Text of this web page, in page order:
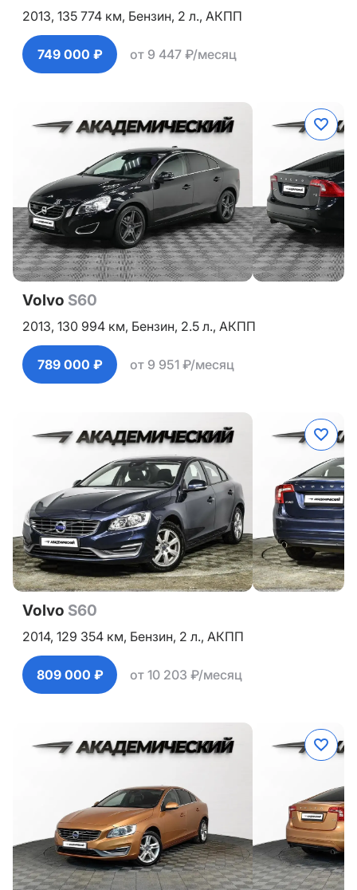
2013, 135 774 км, Бензин, 2 л., АКПП
749 000 ₽ от 9 447 ₽/месяц
Volvo S60
2013, 130 994 км, Бензин, 2.5 л., АКПП
789 000 ₽ от 9 951 ₽/месяц
Volvo S60
2014, 129 354 км, Бензин, 2 л., АКПП
809 000 ₽ от 10 203 ₽/месяц